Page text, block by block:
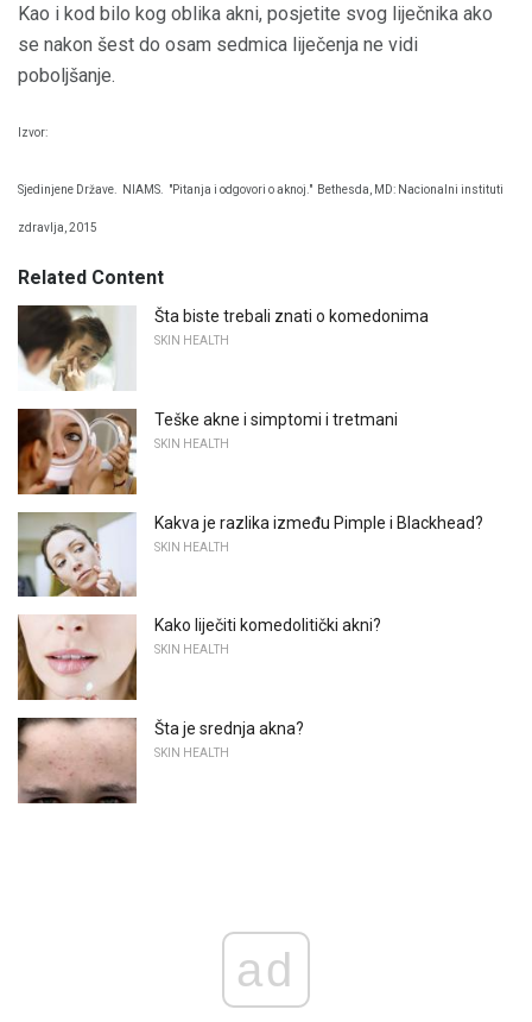
Kao i kod bilo kog oblika akni, posjetite svog liječnika ako
se nakon šest do osam sedmica liječenja ne vidi
poboljšanje.
Izvor:
Sjedinjene Države. NIAMS. "Pitanja i odgovori o aknoj." Bethesda, MD: Nacionalni instituti
zdravlja, 2015
Related Content
Šta biste trebali znati o komedonima
SKIN HEALTH
Teške akne i simptomi i tretmani
SKIN HEALTH
Kakva je razlika između Pimple i Blackhead?
SKIN HEALTH
Kako liječiti komedolitički akni?
SKIN HEALTH
Šta je srednja akna?
SKIN HEALTH
ad